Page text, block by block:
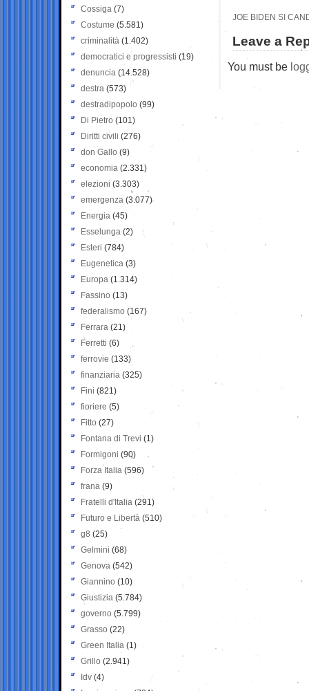
JOE BIDEN SI
Leave a
You must be
Cossiga (7)
Costume (5.581)
criminalità (1.402)
democratici e progressisti (19)
denuncia (14.528)
destra (573)
destradipopolo (99)
Di Pietro (101)
Diritti civili (276)
don Gallo (9)
economia (2.331)
elezioni (3.303)
emergenza (3.077)
Energia (45)
Esselunga (2)
Esteri (784)
Eugenetica (3)
Europa (1.314)
Fassino (13)
federalismo (167)
Ferrara (21)
Ferretti (6)
ferrovie (133)
finanziaria (325)
Fini (821)
fioriere (5)
Fitto (27)
Fontana di Trevi (1)
Formigoni (90)
Forza Italia (596)
frana (9)
Fratelli d'Italia (291)
Futuro e Libertà (510)
g8 (25)
Gelmini (68)
Genova (542)
Giannino (10)
Giustizia (5.784)
governo (5.799)
Grasso (22)
Green Italia (1)
Grillo (2.941)
Idv (4)